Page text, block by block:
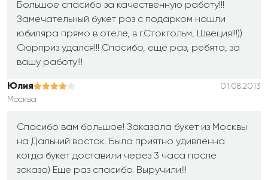
Большое спасибо за качественную работу!!!
Замечательный букет роз с подарком нашли
юбиляра прямо в отеле, в г.Стокгольм, Швеция!!!))
Сюрприз удался!!! Спасибо, ещё раз, ребята, за
вашу работу!!!
Юлия
01.08.2013
Москва
Спасибо вам большое! Заказала букет из Москвы
на Дальний восток. Была приятно удивленна
когда букет доставили через 3 часа после
заказа) Еще раз спасибо. Выручили!!!